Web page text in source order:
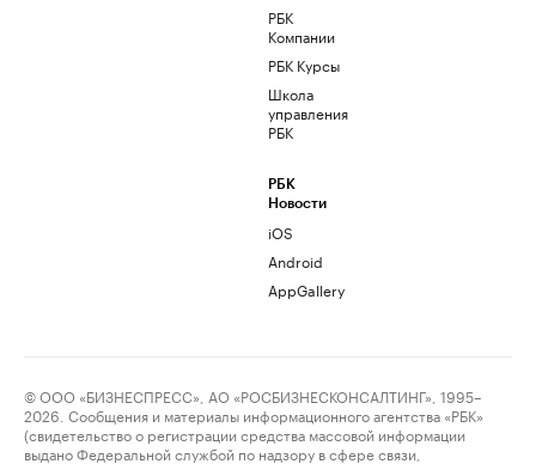
РБК
Компании
РБК Курсы
Школа
управления
РБК
РБК
Новости
iOS
Android
AppGallery
© ООО «БИЗНЕСПРЕСС», АО «РОСБИЗНЕСКОНСАЛТИНГ», 1995–
2026. Сообщения и материалы информационного агентства «РБК»
(свидетельство о регистрации средства массовой информации
выдано Федеральной службой по надзору в сфере связи,